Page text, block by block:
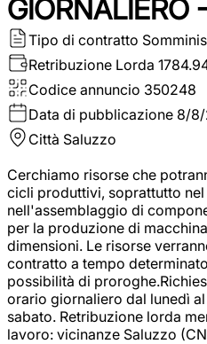
GIORNALIERO
Tipo di contratto
Retribuzione Lorda
Codice annuncio 350248
Data di pubblicazione 8/
Città Saluzzo
Cerchiamo risorse che
cicli produttivi, soprattutto
nell'assemblaggio di
per la produzione di
dimensioni. Le risorse
contratto a tempo
possibilità di
orario giornaliero dal lunedì
sabato. Retribuzione lorda
lavoro: vicinanze Saluzzo